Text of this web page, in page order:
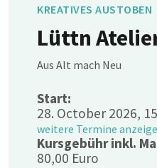
KREATIVES AUSTOBEN
Lüttn
Aus Alt mach Neu
Start:
28. October 2026,
weitere Termine
Kursgebühr inkl.
80,00 Euro